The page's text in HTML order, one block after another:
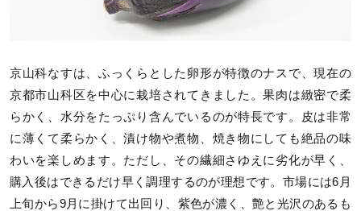
京山科なすは、ふっくらとした卵形が特徴のナスで、現在の
京都市山科区を中心に栽培されてきました。果肉は緻密で柔
らかく、水分をたっぷり含んでいるのが特長です。皮は非常
に薄くて柔らかく、漬け物や煮物、焼き物にしても絶品の味
わいを楽しめます。ただし、その繊細さゆえに劣化が早く、
購入後はできるだけ早く調理するのが理想です。市場には6月
上旬から9月に掛けて出回り、紫色が濃く、艶と光沢のあるも